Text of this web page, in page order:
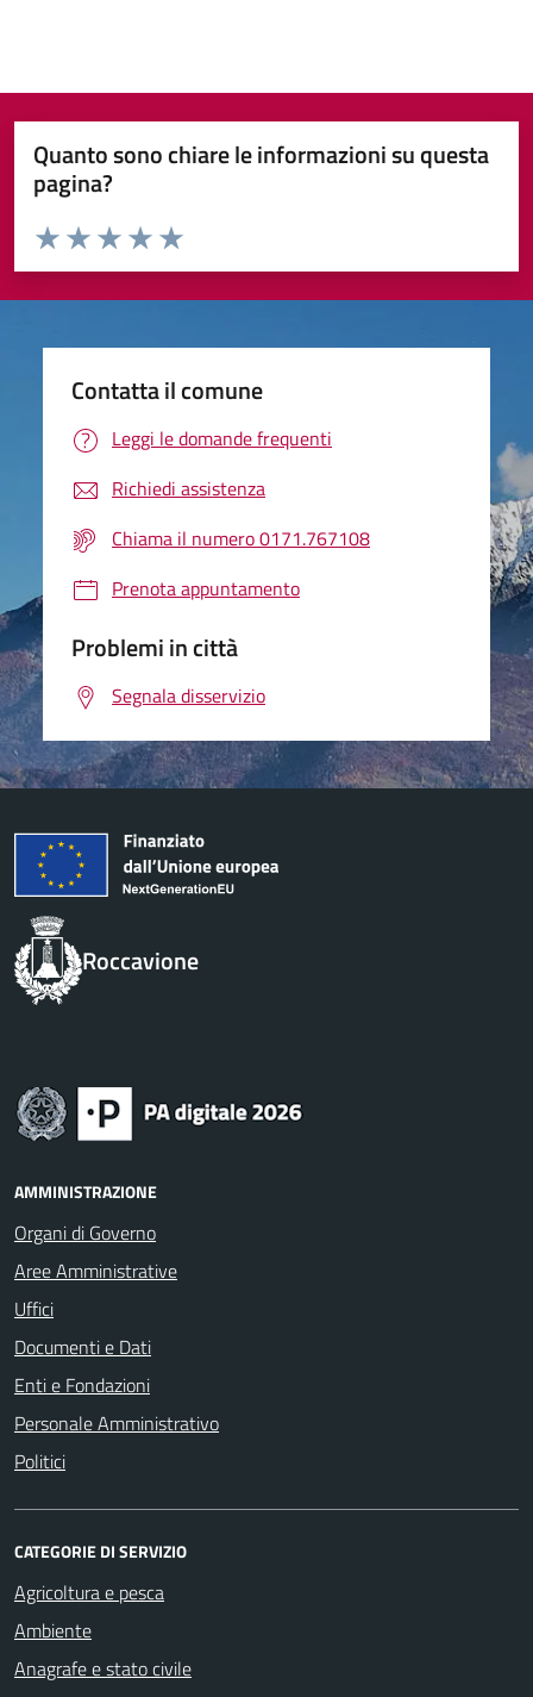
Quanto sono chiare le informazioni su questa
pagina?
Valuta da 1 a 5 stelle la pagina
Valuta 5 stelle su 5
Valuta 4 stelle su 5
Valuta 3 stelle su 5
Valuta 2 stelle su 5
Valuta 1 stelle su 5
Contatta il comune
Leggi le domande frequenti
Richiedi assistenza
Chiama il numero 0171.767108
Prenota appuntamento
Problemi in città
Segnala disservizio
Roccavione
AMMINISTRAZIONE
Organi di Governo
Aree Amministrative
Uffici
Documenti e Dati
Enti e Fondazioni
Personale Amministrativo
Politici
CATEGORIE DI SERVIZIO
Agricoltura e pesca
Ambiente
Anagrafe e stato civile